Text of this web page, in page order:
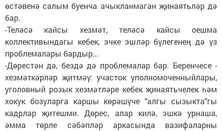
өстәвенә салым буенча ачыкланмаган җинаятьләр дә
бар.
-Теләсә кайсы хезмәт, теләсә кайсы оешма
коллективындагы кебек, эчке эшләр бүлегенең дә үз
проблемалары бардыр...
-Дөрестән дә, бездә дә проблемалар бар. Беренчесе -
хезмәткәрләр җитмәү: участок уполномоченныйлары,
уголовный розык хезмәтләре кебек җинаятьчелек һәм
хокук бозуларга каршы көрәшүче "алгы сызыкта"гы
кадрлар җитешми. Дөрес, алар килә, эшкә урнаша,
әмма төрле сәбәпләр аркасында вазифаларны